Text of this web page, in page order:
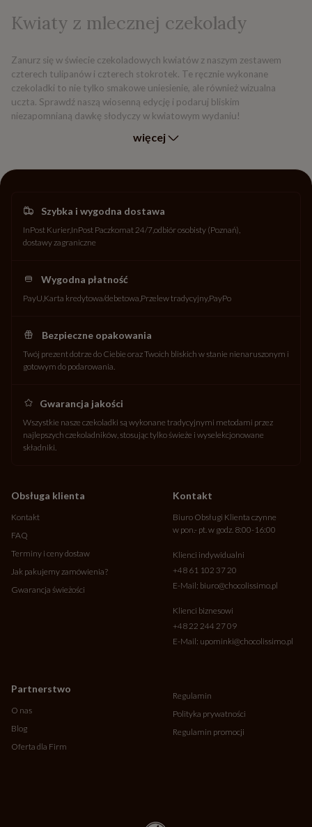
Kwiaty z mlecznej czekolady
Zanurz się w świecie czekoladowych kwiatów z naszym zestawem
czterech tulipanów i czterech stokrotek. Te ręcznie wykonane
czekoladki to nie tylko smakowe uniesienie, ale również wizualna
uczta. Sprawdź naszą wiosenną edycję i podaruj bliskim
niezapomnianą dawkę słodyczy w kwiatowym wydaniu!
więcej
Szybka i wygodna dostawa
InPost Kurier InPost Paczkomat 24/7odbiór osobisty (Poznań)
dostawy zagraniczne
Wygodna płatność
PayU Karta kredytowa/debetowa Przelew tradycyjny PayPo
Bezpieczne opakowania
Twój prezent dotrze do Ciebie oraz Twoich bliskich w stanie nienaruszonym i
gotowym do podarowania.
Gwarancja jakości
Wszystkie nasze czekoladki są wykonane tradycyjnymi metodami przez
najlepszych czekoladników, stosując tylko świeże i wyselekcjonowane
składniki.
Obsługa klienta
Kontakt
FAQ
Terminy i ceny dostaw
Jak pakujemy zamówienia?
Gwarancja świeżości
Partnerstwo
O nas
Blog
Oferta dla Firm
Kontakt
Biuro Obsługi Klienta czynne
w pon.- pt. w godz. 8:00-16:00
Klienci indywidualni
+48 61 102 37 20
E-Mail: biuro@chocolissimo.pl
Klienci biznesowi
+48 22 244 27 09
E-Mail: upominki@chocolissimo.pl
Regulamin
Polityka prywatności
Regulamin promocji